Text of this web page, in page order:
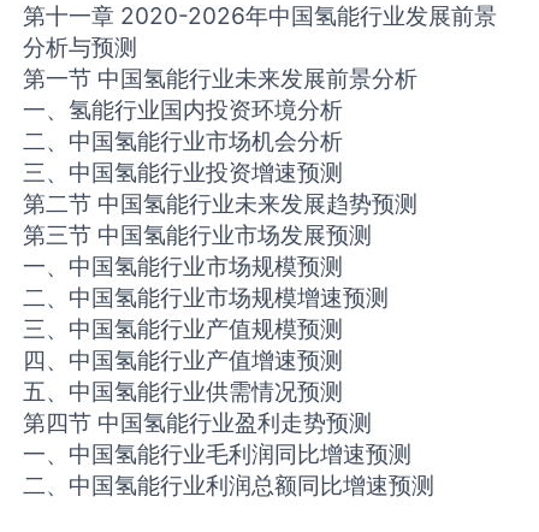
第十一章 2020-2026年中国氢能行业发展前景
分析与预测
第一节 中国氢能行业未来发展前景分析
一、氢能行业国内投资环境分析
二、中国氢能行业市场机会分析
三、中国氢能行业投资增速预测
第二节 中国氢能行业未来发展趋势预测
第三节 中国氢能行业市场发展预测
一、中国氢能行业市场规模预测
二、中国氢能行业市场规模增速预测
三、中国氢能行业产值规模预测
四、中国氢能行业产值增速预测
五、中国氢能行业供需情况预测
第四节 中国氢能行业盈利走势预测
一、中国氢能行业毛利润同比增速预测
二、中国氢能行业利润总额同比增速预测